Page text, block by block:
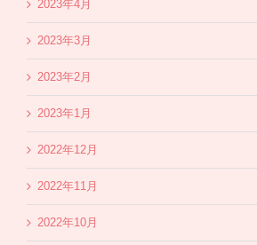
2023年4月
2023年3月
2023年2月
2023年1月
2022年12月
2022年11月
2022年10月